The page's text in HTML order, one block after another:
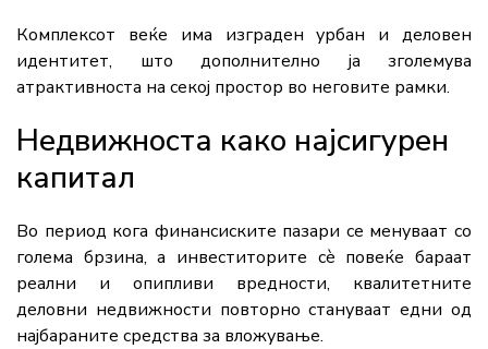
Комплексот веќе има изграден урбан и деловен
идентитет, што дополнително ја зголемува
атрактивноста на секој простор во неговите рамки.
Недвижноста како најсигурен
капитал
Во период кога финансиските пазари се менуваат со
голема брзина, а инвеститорите сè повеќе бараат
реални и опипливи вредности, квалитетните
деловни недвижности повторно стануваат едни од
најбараните средства за вложување.